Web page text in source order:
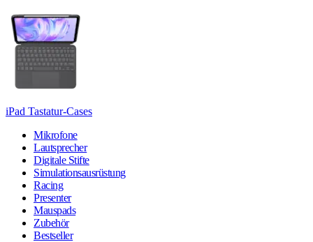
iPad Tastatur-Cases
Mikrofone
Lautsprecher
Digitale Stifte
Simulationsausrüstung
Racing
Presenter
Mauspads
Zubehör
Bestseller